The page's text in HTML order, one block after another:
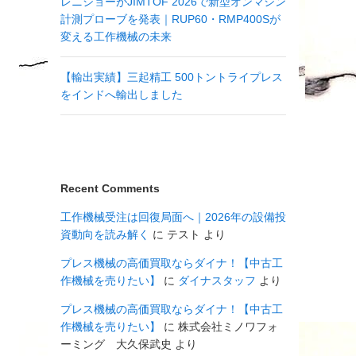
計測プローブを発表｜RUP60・RMP400Sが
変える工作機械の未来
【輸出実績】三起精工 500トントライプレス
をインドへ輸出しました
Recent Comments
工作機械受注は回復局面へ｜2026年の設備投
資動向を読み解く
に テスト より
プレス機械の高価買取ならダイナ！【中古工
作機械を売りたい】
に ダイナスタッフ より
プレス機械の高価買取ならダイナ！【中古工
作機械を売りたい】
に 株式会社ミノワフォ
ーミング 大久保武史 より